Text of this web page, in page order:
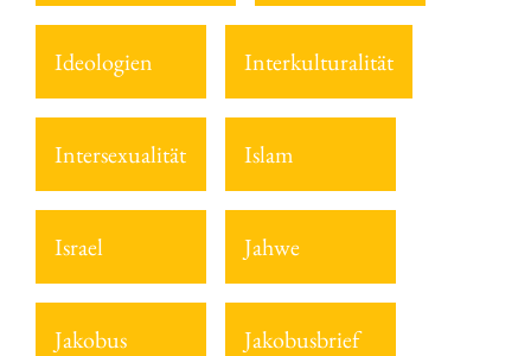
Ideologien Interkulturalität
Intersexualität Islam
Israel Jahwe
Jakobus Jakobusbrief